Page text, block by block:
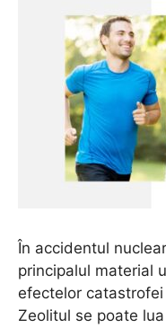
În accidentul
principalul material
efectelor
Zeolitul se poate